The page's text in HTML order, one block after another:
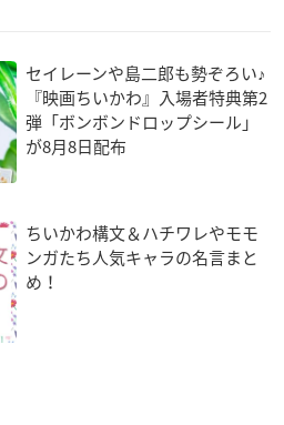
セイレーンや島二郎も勢ぞろい♪
『映画ちいかわ』入場者特典第2
弾「ボンボンドロップシール」
が8月8日配布
ちいかわ構文＆ハチワレやモモ
ンガたち人気キャラの名言まと
め！